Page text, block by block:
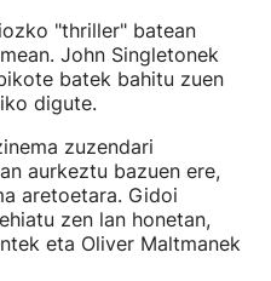
"thriller" batean
John Singletonek
batek bahitu zuen
digute.
zuzendari
aurkeztu bazuen ere,
aretoetara. Gidoi
zen lan honetan,
eta Oliver Maltmanek